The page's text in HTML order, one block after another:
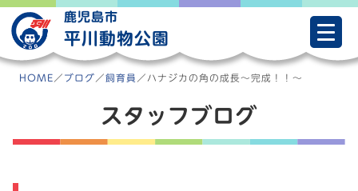
Skip
to
content
鹿児島市
平川動物公園
HOME ／ ブログ ／飼育員 ／ ハナジカの角の成長～完成！！～
スタッフブログ